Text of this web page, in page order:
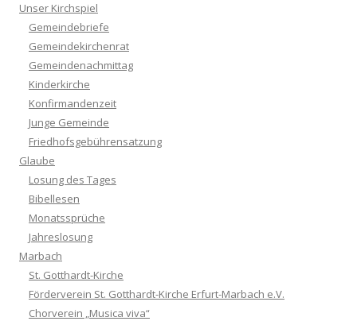
Unser Kirchspiel
Gemeindebriefe
Gemeindekirchenrat
Gemeindenachmittag
Kinderkirche
Konfirmandenzeit
Junge Gemeinde
Friedhofsgebührensatzung
Glaube
Losung des Tages
Bibellesen
Monatssprüche
Jahreslosung
Marbach
St. Gotthardt-Kirche
Förderverein St. Gotthardt-Kirche Erfurt-Marbach e.V.
Chorverein „Musica viva“